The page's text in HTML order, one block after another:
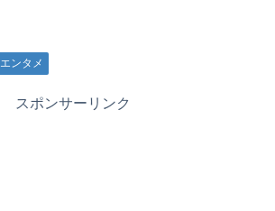
エンタメ
スポンサーリンク